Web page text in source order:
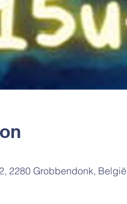
2280 Grobbendonk, België